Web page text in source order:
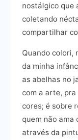
nostálgico que
coletando
compartilhar
Quando colori,
da minha
as abelhas no
com a arte, pra
cores; é sobre
quem não ama
através da